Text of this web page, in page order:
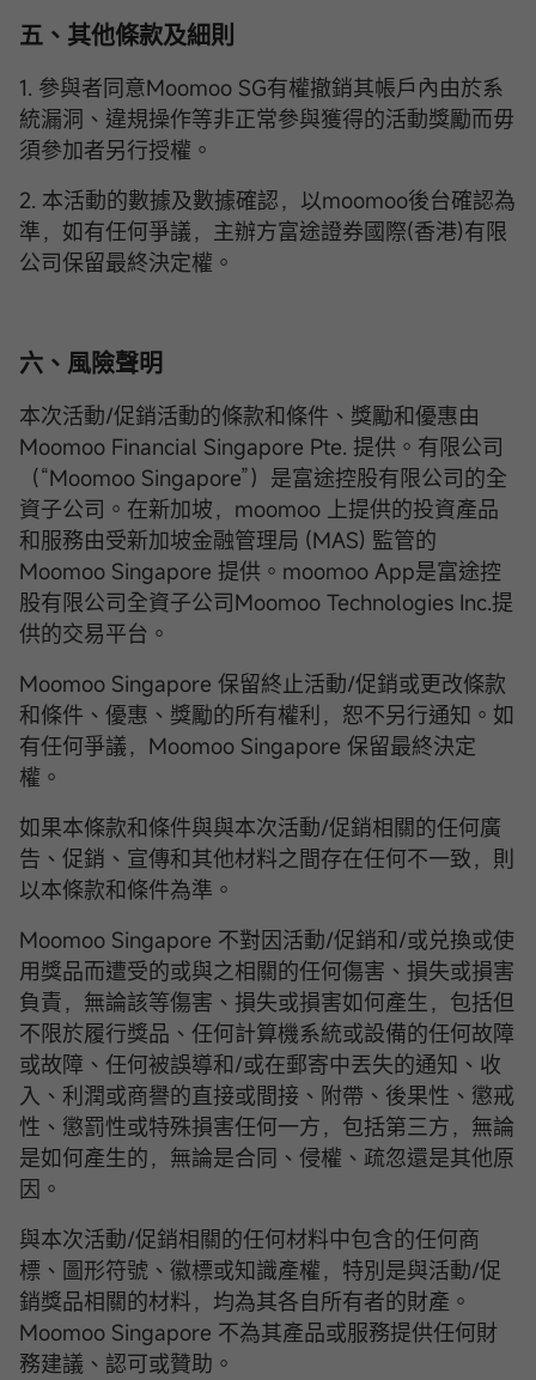
五、其他條款及細則
1. 參與者同意Moomoo SG有權撤銷其帳戶內由於系
統漏洞、違規操作等非正常參與獲得的活動獎勵而毋
須參加者另行授權。
2. 本活動的數據及數據確認，以moomoo後台確認為
準，如有任何爭議，主辦方富途證券國際(香港)有限
公司保留最終決定權。
六、風險聲明
本次活動/促銷活動的條款和條件、獎勵和優惠由
Moomoo Financial Singapore Pte. 提供。有限公司
（“Moomoo Singapore”）是富途控股有限公司的全
資子公司。在新加坡，moomoo 上提供的投資產品
和服務由受新加坡金融管理局 (MAS) 監管的
Moomoo Singapore 提供。moomoo App是富途控
股有限公司全資子公司Moomoo Technologies Inc.提
供的交易平台。
Moomoo Singapore 保留終止活動/促銷或更改條款
和條件、優惠、獎勵的所有權利，恕不另行通知。如
有任何爭議，Moomoo Singapore 保留最終決定
權。
如果本條款和條件與與本次活動/促銷相關的任何廣
告、促銷、宣傳和其他材料之間存在任何不一致，則
以本條款和條件為準。
Moomoo Singapore 不對因活動/促銷和/或兑換或使
用獎品而遭受的或與之相關的任何傷害、損失或損害
負責，無論該等傷害、損失或損害如何產生，包括但
不限於履行獎品、任何計算機系統或設備的任何故障
或故障、任何被誤導和/或在郵寄中丟失的通知、收
入、利潤或商譽的直接或間接、附帶、後果性、懲戒
性、懲罰性或特殊損害任何一方，包括第三方，無論
是如何產生的，無論是合同、侵權、疏忽還是其他原
因。
與本次活動/促銷相關的任何材料中包含的任何商
標、圖形符號、徽標或知識產權，特別是與活動/促
銷獎品相關的材料，均為其各自所有者的財產。
Moomoo Singapore 不為其產品或服務提供任何財
務建議、認可或贊助。